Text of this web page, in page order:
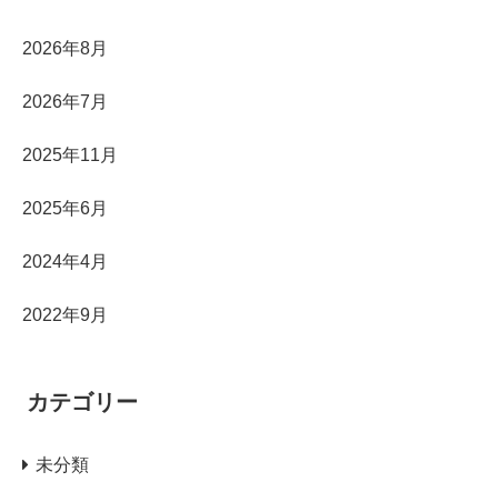
2026年8月
2026年7月
2025年11月
2025年6月
2024年4月
2022年9月
カテゴリー
未分類